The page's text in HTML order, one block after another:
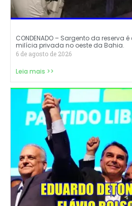
CONDENADO – Sargento da reserva
milícia privada no oeste da Bahia.
6 de agosto de 2026
Leia mais >>